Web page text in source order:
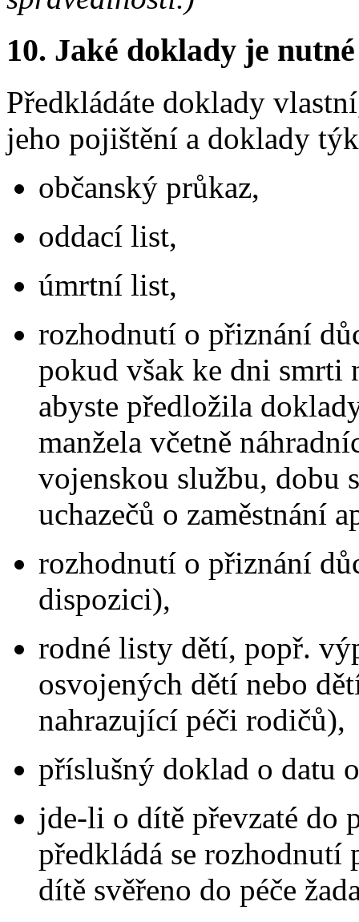
10. Jaké doklady je
Předkládáte doklady
jeho pojištění a doklady
občanský průkaz,
oddací list,
úmrtní list,
rozhodnutí o přiznání
pokud však ke dni smrti
abyste předložila
manžela včetně
vojenskou službu, dobu
uchazečů o zaměstnání
rozhodnutí o přiznání
dispozici),
rodné listy dětí, popř.
osvojených dětí nebo
nahrazující péči rodičů),
příslušný doklad o datu
jde-li o dítě převzaté do
předkládá se
dítě svěřeno do péče